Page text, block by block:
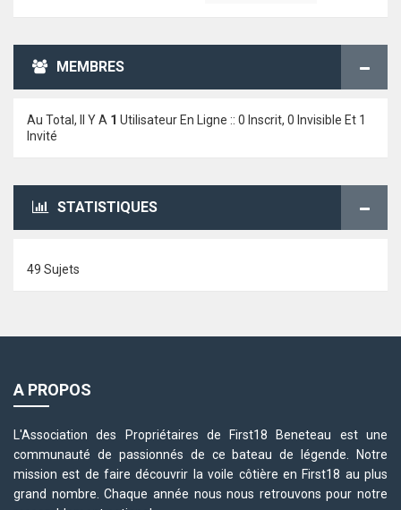
MEMBRES
Au Total, Il Y A 1 Utilisateur En Ligne :: 0 Inscrit, 0 Invisible Et 1
Invité
STATISTIQUES
49 Sujets
A PROPOS
L'Association des Propriétaires de First18 Beneteau est une
communauté de passionnés de ce bateau de légende. Notre
mission est de faire découvrir la voile côtière en First18 au plus
grand nombre. Chaque année nous nous retrouvons pour notre